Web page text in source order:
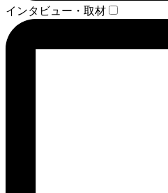
インタビュー・取材